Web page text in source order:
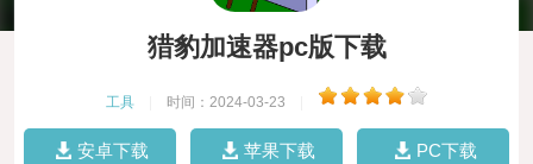
猎豹加速器pc版下载
工具 时间：2024-03-23
安卓下载 苹果下载 PC下载